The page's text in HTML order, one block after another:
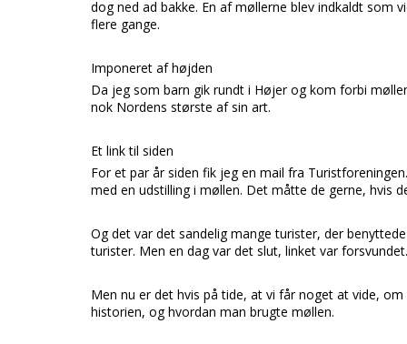
dog ned ad bakke. En af møllerne blev indkaldt som
flere gange.
Imponeret af højden
Da jeg som barn gik rundt i Højerog kom forbi
nok Nordens største af sin art.
Et link til siden
For et par år siden fik jeg en mail fra
med en udstilling i møllen. Det måtte de gerne, hvis
Og det var det sandelig mange turister, der
turister. Men en dag var det slut, linket var forsvundet.
Men nu er det hvis på tide, at vi får noget at vide,
historien, og hvordan man brugte møllen.